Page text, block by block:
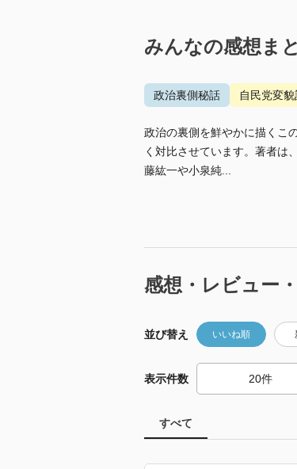
みんなの感想ま
政治裏側秘話 自民党変
政治の裏側を鮮やかに描くこ
く対比させています。著者は
藤紘一や小泉純...
感想・レビュー
並び替え いいね順
表示件数
すべて